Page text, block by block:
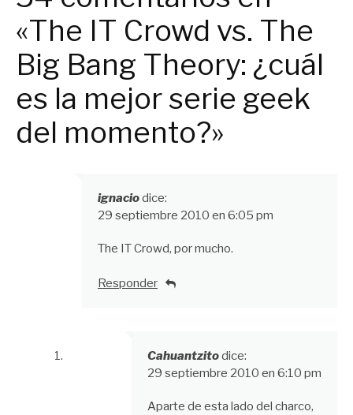
«The IT Crowd vs. The
Big Bang Theory: ¿cuál
es la mejor serie geek
del momento?»
ignaciodice:
29 septiembre 2010 en 6:05 pm
The IT Crowd, por mucho.
Responder
Cahuantzitodice:
29 septiembre 2010 en 6:10 pm
Aparte de esta lado del charco,